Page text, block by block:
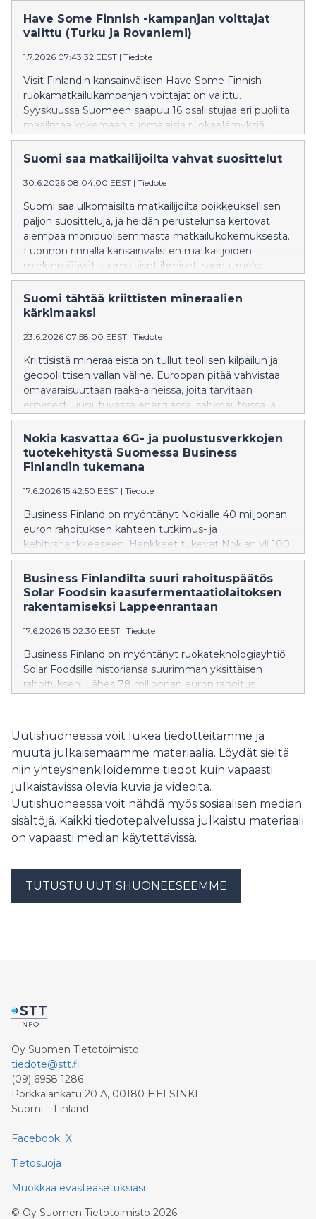
Have Some Finnish -kampanjan voittajat
valittu (Turku ja Rovaniemi)
1.7.2026 07:43:32 EEST | Tiedote
Visit Finlandin kansainvälisen Have Some Finnish -
ruokamatkailukampanjan voittajat on valittu.
Syyskuussa Suomeen saapuu 16 osallistujaa eri puolilta
maailmaa kokemaan suomalaisia ruokaelämyksiä,
paikallista elämäntapaa ja ainutlaatuiset illalliset
Turussa ja Rovaniemellä.
Suomi saa matkailijoilta vahvat suosittelut
30.6.2026 08:04:00 EEST | Tiedote
Suomi saa ulkomaisilta matkailijoilta poikkeuksellisen
paljon suositteluja, ja heidän perustelunsa kertovat
aiempaa monipuolisemmasta matkailukokemuksesta.
Luonnon rinnalla kansainvälisten matkailijoiden
mieleen jäävät suomalaiset ihmiset, sauna, ruoka,
turvallisuus ja toimiva arki.
Suomi tähtää kriittisten mineraalien
kärkimaaksi
23.6.2026 07:58:00 EEST | Tiedote
Kriittisistä mineraaleista on tullut teollisen kilpailun ja
geopoliittisen vallan väline. Euroopan pitää vahvistaa
omavaraisuuttaan raaka-aineissa, joita tarvitaan
erityisesti uusiutuvassa energiassa, sähköautoissa ja
puolijohdeteollisuudessa. Suomella on kaikki
edellytykset kääntää suunta raaka-aineiden viejästä
kriittisten materiaalien jatkojalostajaksi, sanoo Business
Finlandin johtava asiantuntija Satu Penttinen.
Nokia kasvattaa 6G- ja puolustusverkkojen
tuotekehitystä Suomessa Business
Finlandin tukemana
17.6.2026 15:42:50 EEST | Tiedote
Business Finland on myöntänyt Nokialle 40 miljoonan
euron rahoituksen kahteen tutkimus- ja
kehityshankkeeseen. Hankkeet tukevat Nokian yli 100
miljoonan euron investointeja Suomeen 6G-
teknologian ja puolustussektorin verkko- ja
sensoriratkaisujen kehittämisessä.
Business Finlandilta suuri rahoituspäätös
Solar Foodsin kaasufermentaatiolaitoksen
rakentamiseksi Lappeenrantaan
17.6.2026 15:02:30 EEST | Tiedote
Business Finland on myöntänyt ruokateknologiayhtiö
Solar Foodsille historiansa suurimman yksittäisen
rahoituksen. Lähes 78 miljoonan euron rahoitus
rakentamisen Lappeenrantaan ja tuotannon
skaalaamisen. Hanke edistää merkittävän
kansainvälisen liiketoiminnan syntymistä Suomeen ja
luo onnistuessaan alueelle jopa satoja uusia
työpaikkoja.
Uutishuoneessa voit lukea tiedotteitamme ja
muuta julkaisemaamme materiaalia. Löydät sieltä
niin yhteyshenkilöidemme tiedot kuin vapaasti
julkaistavissa olevia kuvia ja videoita.
Uutishuoneessa voit nähdä myös sosiaalisen median
sisältöjä. Kaikki tiedotepalvelussa julkaistu materiaali
on vapaasti median käytettävissä.
TUTUSTU UUTISHUONEESEEMME
Oy Suomen Tietotoimisto
tiedote@stt.fi
(09) 6958 1286
Porkkalankatu 20 A, 00180 HELSINKI
Suomi – Finland
Facebook X
Tietosuoja
Muokkaa evästeasetuksiasi
© Oy Suomen Tietotoimisto 2026